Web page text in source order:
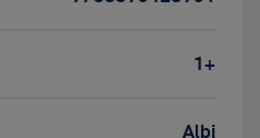
1+
Albi